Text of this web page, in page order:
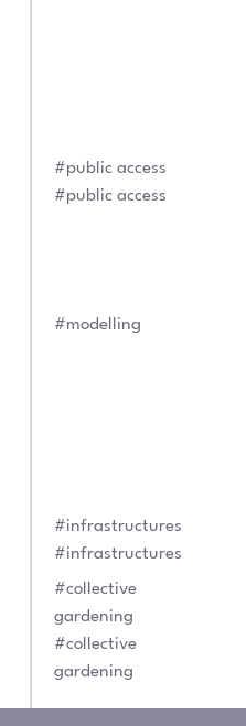
#public access
#public access
#modelling
#infrastructures
#infrastructures
#collective
gardening
#collective
gardening